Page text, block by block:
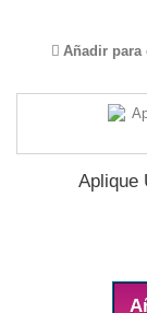
Añadir para
Aplique